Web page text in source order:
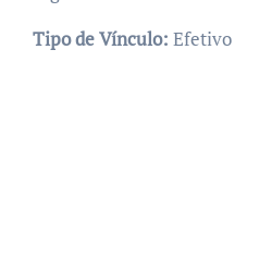
Tipo de Vínculo: Efetivo